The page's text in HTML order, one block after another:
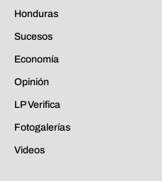
Honduras
Sucesos
Economía
Opinión
LP Verifica
Fotogalerías
Videos